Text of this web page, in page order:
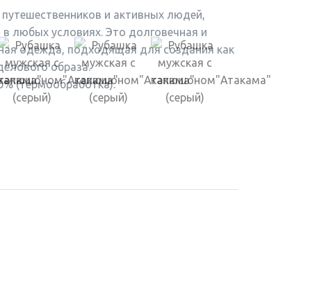
и активных людей,
любых условиях. Это долговечная и
одежда, подходящая для создания как
образа.
(термообработка).